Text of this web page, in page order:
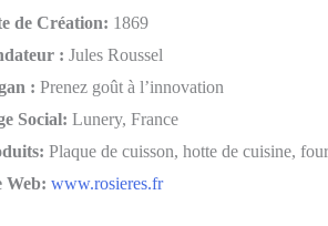
de Création: 1869
: Jules Roussel
: Prenez goût à l’innovation
Social: Lunery, France
Plaque de cuisson, hotte de cuisine,
Web: www.rosieres.fr